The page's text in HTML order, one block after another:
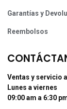
Garantías y
Reembolsos
Ventas y servicio
Lunes a viernes
09:00 am a 6:30